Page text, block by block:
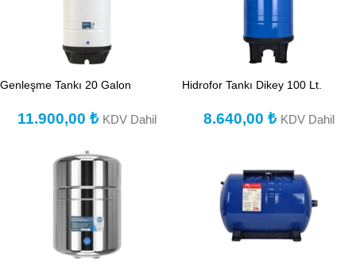
Genleşme Tankı 20 Galon
11.900,00 ₺ KDV Dahil
Hidrofor Tankı Dikey 100 Lt.
8.640,00 ₺ KDV Dahil